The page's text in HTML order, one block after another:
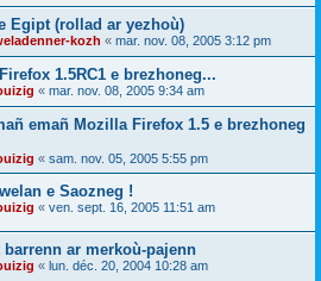
Egipt (rollad ar yezhoù)
kozh « mar. nov. 08, 2005 3:12 pm
1.5RC1 e brezhoneg...
« mar. nov. 08, 2005 9:34 am
emañ Mozilla Firefox 1.5 e brezhoneg
« sam. nov. 05, 2005 5:55 pm
e Saozneg !
« ven. sept. 16, 2005 11:51 am
barrenn ar merkoù-pajenn
« lun. déc. 20, 2004 10:28 am